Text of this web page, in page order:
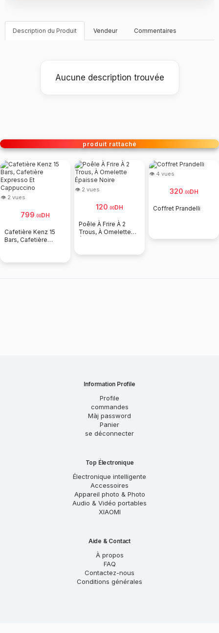
Description du Produit Vendeur Commentaires
Aucune description trouvée
produit rattaché
👁 2 vues
799 00DH
Cafetière Kenz 15
Bars, Cafetière
👁 2 vues
120 00DH
Poêle À Frire À 2
Trous, À Omelette
👁 4 vues
320 00DH
Coffret Prandelli
Information Profile
Profile
commandes
Màj password
Panier
se déconnecter
Top Électronique
Électronique intelligente
Accessoires
Appareil photo & Photo
Audio & Vidéo portables
XIAOMI
Aide & Contact
À propos
FAQ
Contactez-nous
Conditions générales